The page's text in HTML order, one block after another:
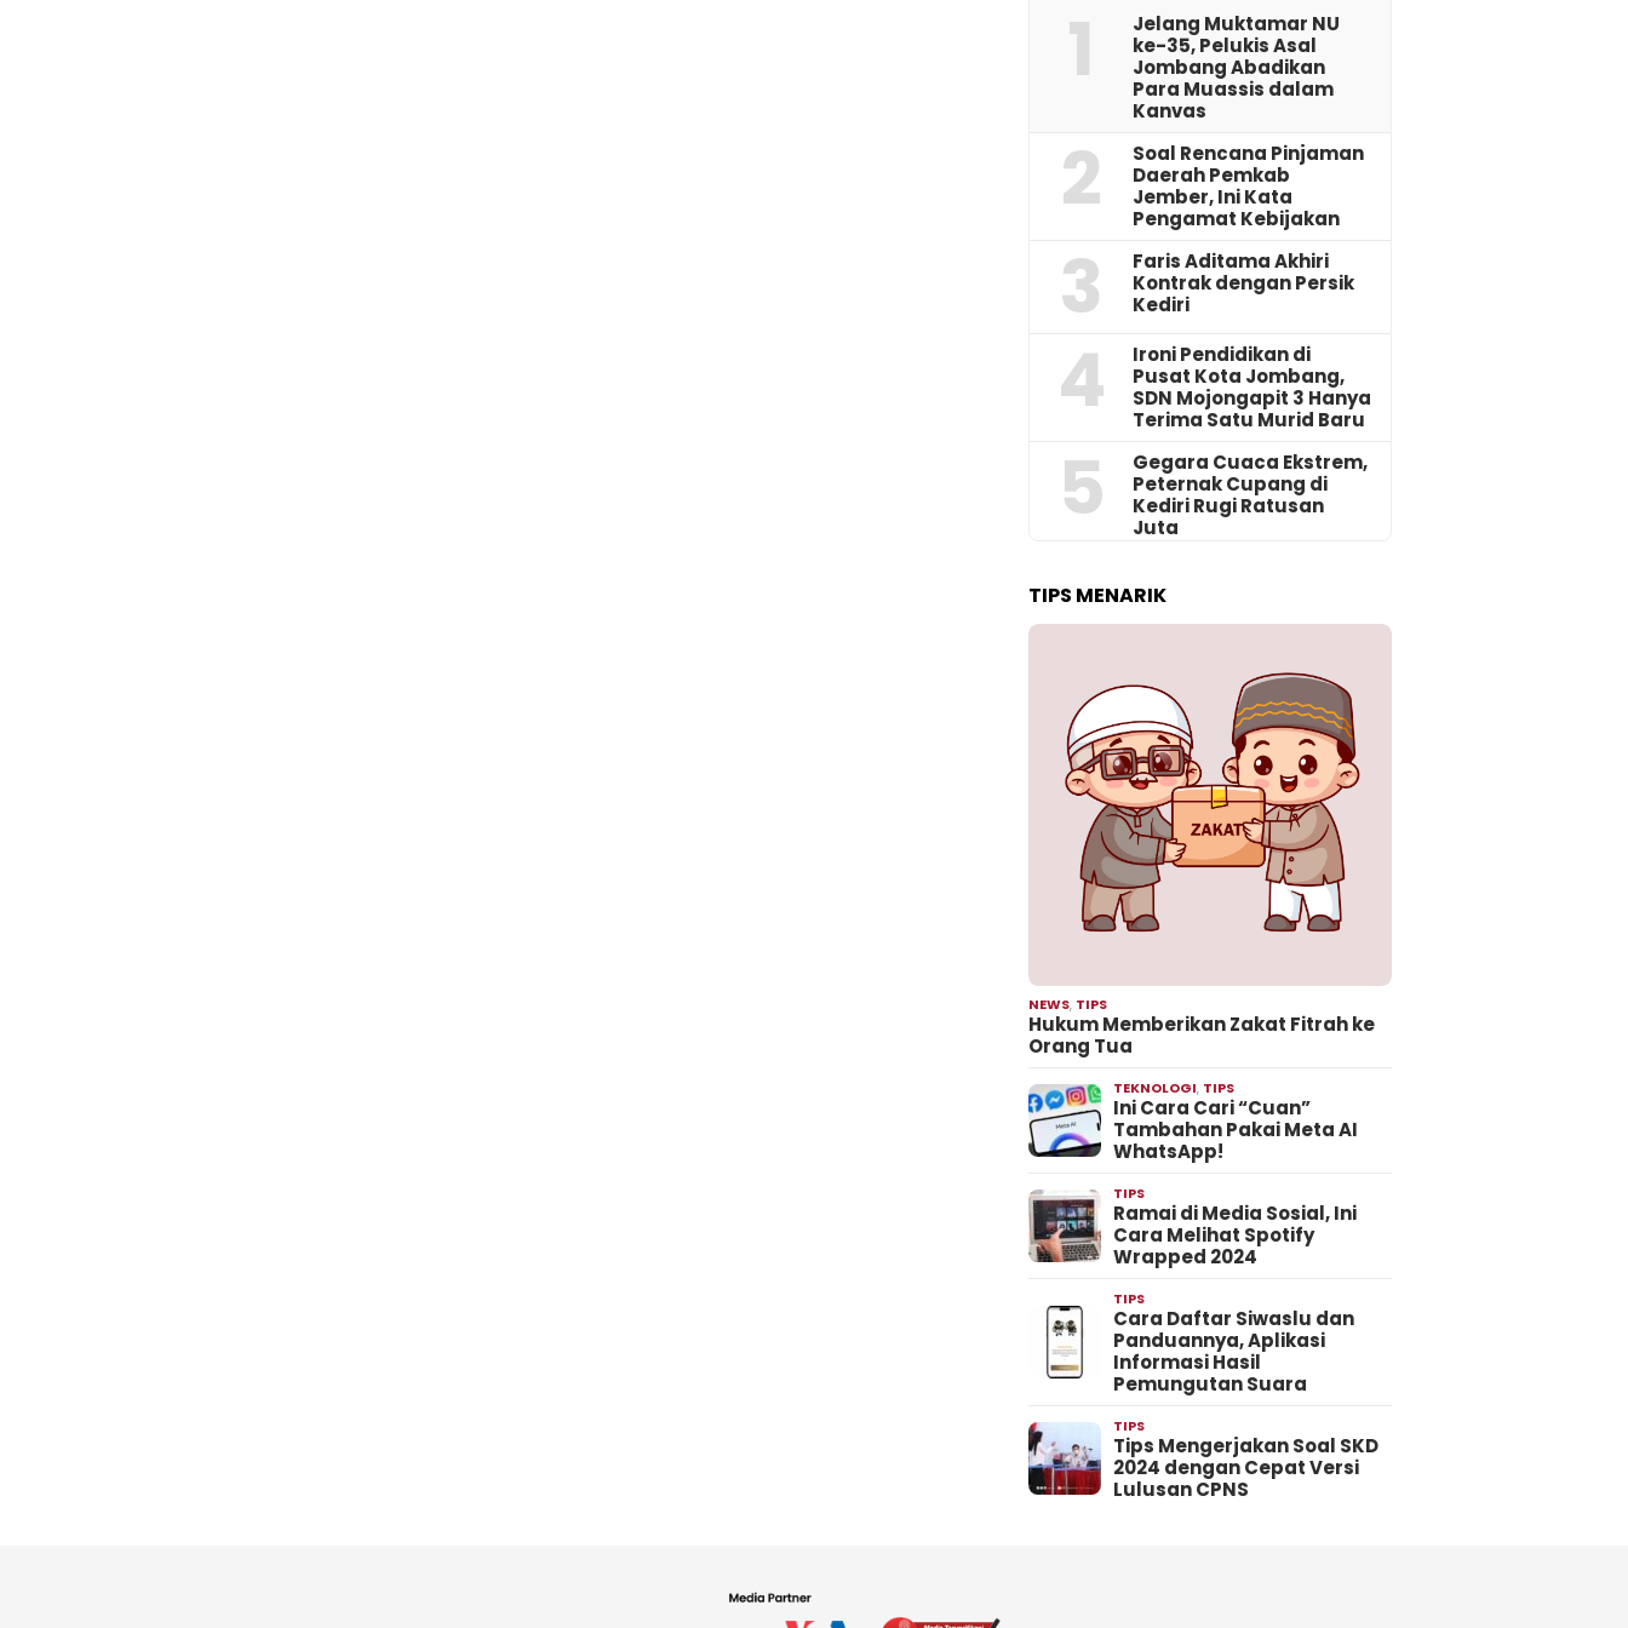
1
Jelang Muktamar NU
ke-35, Pelukis Asal
Jombang Abadikan
Para Muassis dalam
Kanvas
2
‎Soal Rencana Pinjaman
Daerah Pemkab
Jember, Ini Kata
Pengamat Kebijakan ‎
3
Faris Aditama Akhiri
Kontrak dengan Persik
Kediri
4
Ironi Pendidikan di
Pusat Kota Jombang,
SDN Mojongapit 3 Hanya
Terima Satu Murid Baru
5
‎Gegara Cuaca Ekstrem,
Peternak Cupang di
Kediri Rugi Ratusan
Juta
TIPS MENARIK
NEWS, TIPS
Hukum Memberikan Zakat Fitrah ke
Orang Tua
TEKNOLOGI, TIPS
Ini Cara Cari “Cuan”
Tambahan Pakai Meta AI
WhatsApp!
TIPS
Ramai di Media Sosial, Ini
Cara Melihat Spotify
Wrapped 2024
TIPS
Cara Daftar Siwaslu dan
Panduannya, Aplikasi
Informasi Hasil
Pemungutan Suara
TIPS
Tips Mengerjakan Soal SKD
2024 dengan Cepat Versi
Lulusan CPNS